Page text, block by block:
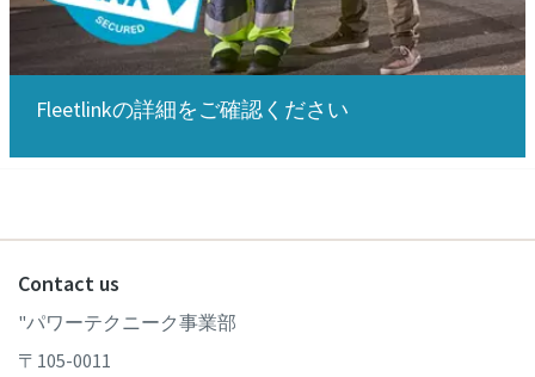
Fleetlinkの詳細をご確認ください
Contact us
"パワーテクニーク事業部
〒105-0011